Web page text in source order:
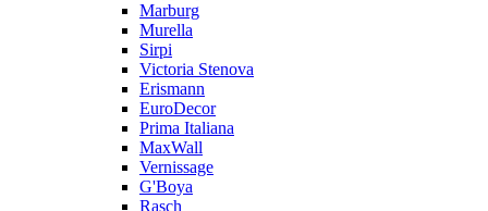
Marburg
Murella
Sirpi
Victoria Stenova
Erismann
EuroDecor
Prima Italiana
MaxWall
Vernissage
G'Boya
Rasch